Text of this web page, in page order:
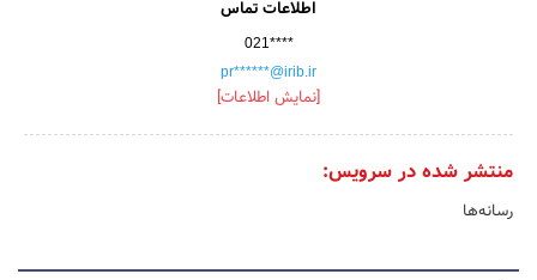
اطلاعات تماس
021****
pr******@irib.ir
[نمایش اطلاعات]
منتشر شده در سرویس:
رسانه‌ها